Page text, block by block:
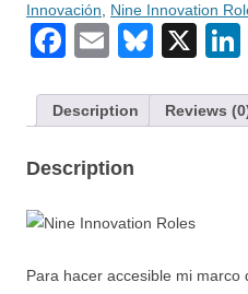
Innovación
Diseño
Tarjetas
quantity
Innovación
Nine Innovation
Facebook
Email X
Description Reviews
Description
Para hacer accesible mi marco